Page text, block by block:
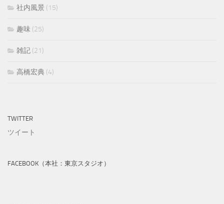
社内風景 (15)
趣味 (25)
雑記 (21)
高橋宏典 (4)
TWITTER
ツイート
FACEBOOK（本社：東京スタジオ）